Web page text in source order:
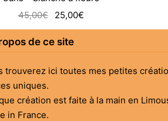
45,00€
Le
prix
initial
45,00€.
25,00€
prix
25,00€.
de ce site
trouverez ici toutes mes petites
uniques.
création est faite à la main en
in France.